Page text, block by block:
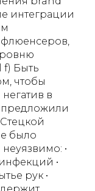
интеграции
f) Быть
чтобы
в
было
•
•
рук •